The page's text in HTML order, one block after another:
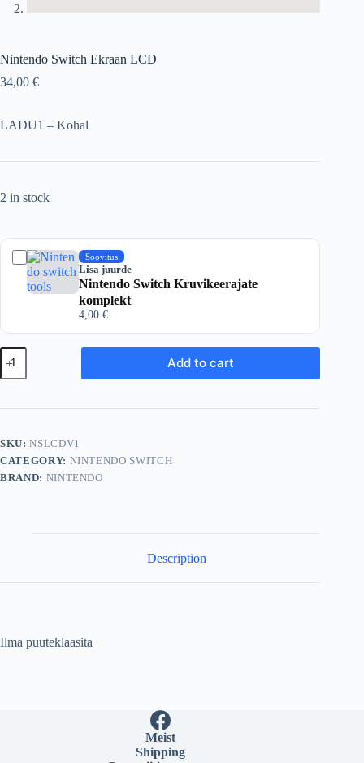
Nintendo Switch Ekraan LCD
34,00 €
LADU1 – Kohal
2 in stock
Soovitus
Lisa juurde
Nintendo Switch Kruvikeerajate
komplekt
4,00 €
Nintendo
Switch
Ekraan
quantity
Add to cart
SKU:NSLCDV1
CATEGORY: NINTENDO SWITCH
BRAND: NINTENDO
Description
Ilma puuteklaasita
Meist
Shipping